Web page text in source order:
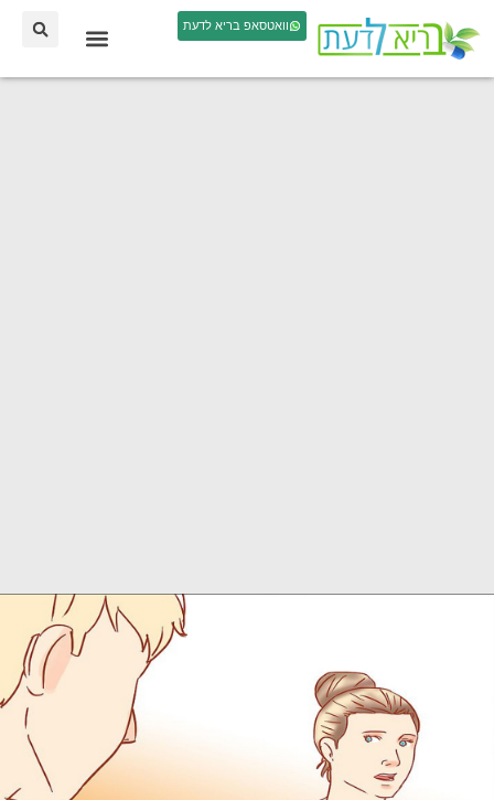
וואטסאפ בריא לדעת